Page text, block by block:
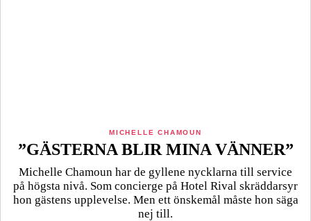
MICHELLE CHAMOUN
”GÄSTERNA BLIR MINA VÄNNER”
Michelle Chamoun har de gyllene nycklarna till service
på högsta nivå. Som concierge på Hotel Rival skräddarsyr
hon gästens upp­levelse. Men ett önskemål måste hon säga
nej till.